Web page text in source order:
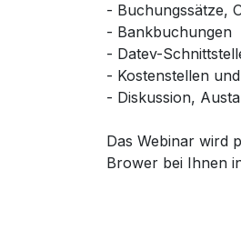
- Buchungssätze,
- Bankbuchungen
- Datev-
- Kostenstellen
- Diskussion,
Das Webinar wird
Brower bei Ihnen